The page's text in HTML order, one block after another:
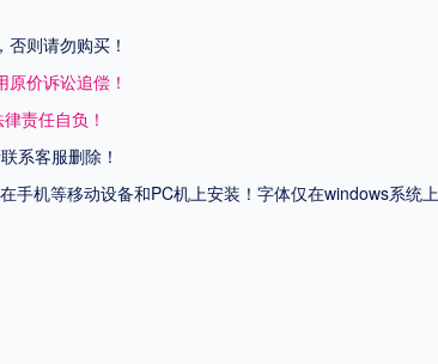
则请勿购买！
价诉讼追偿！
责任自负！
系客服删除！
机等移动设备和PC机上安装！字体仅在windows系统